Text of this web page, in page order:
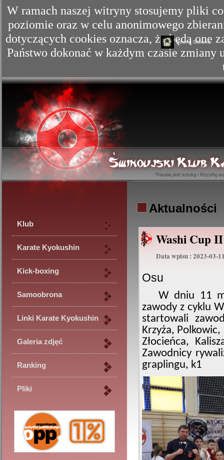
W ramach naszej witryny stosujemy pliki
poziomie oraz w celu anonimowego
dotyczących cookies oznacza, że będą one
Państwo dokonać w każdym czasie
Strona Główna
Klub
Karate Kyokushin
Kick-boxing
Samoobrona
Linki Karate Kyokushin
Galeria zdjęć
Ranking
Pliki
Aktualności
Washi Cup
Data wpisu : 2023-03-
Osu
W dniu 11
zawody z cyklu
startowali
Krzyża,
Złocieńca,
Zawodnicy
graplingu, k1